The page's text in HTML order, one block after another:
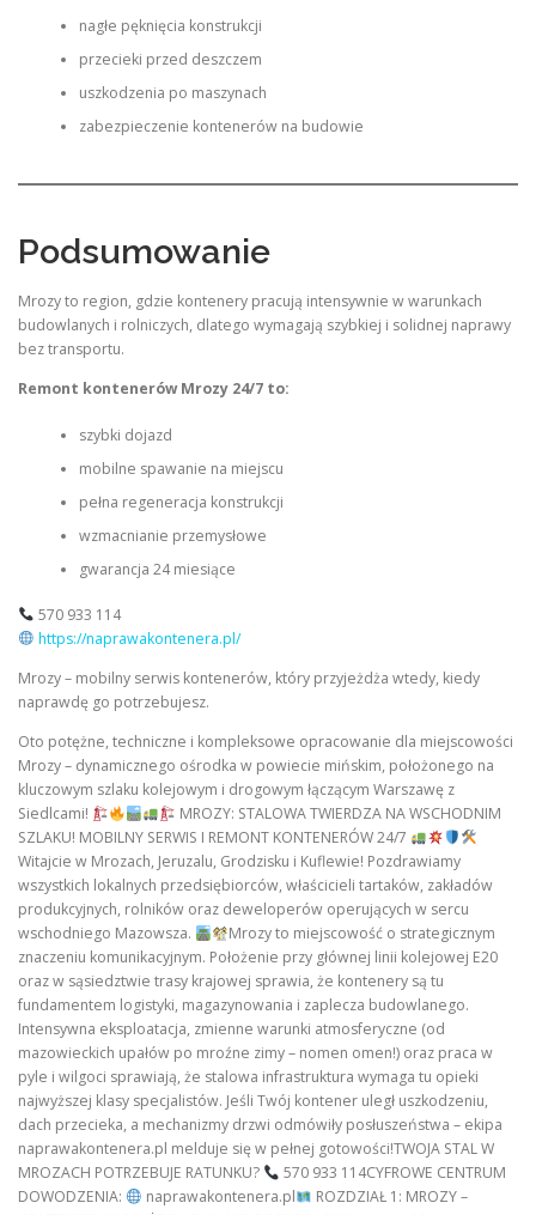
nagłe pęknięcia konstrukcji
przecieki przed deszczem
uszkodzenia po maszynach
zabezpieczenie kontenerów na budowie
Podsumowanie
Mrozy to region, gdzie kontenery pracują intensywnie w warunkach
budowlanych i rolniczych, dlatego wymagają szybkiej i solidnej naprawy
bez transportu.
Remont kontenerów Mrozy 24/7 to:
szybki dojazd
mobilne spawanie na miejscu
pełna regeneracja konstrukcji
wzmacnianie przemysłowe
gwarancja 24 miesiące
570 933 114
https://naprawakontenera.pl/
Mrozy – mobilny serwis kontenerów, który przyjeżdża wtedy, kiedy
naprawdę go potrzebujesz.
Oto potężne, techniczne i kompleksowe opracowanie dla miejscowości
Mrozy – dynamicznego ośrodka w powiecie mińskim, położonego na
kluczowym szlaku kolejowym i drogowym łączącym Warszawę z
Siedlcami!
MROZY: STALOWA TWIERDZA NA WSCHODNIM
SZLAKU! MOBILNY SERWIS I REMONT KONTENERÓW 24/7
Witajcie w Mrozach, Jeruzalu, Grodzisku i Kuflewie! Pozdrawiamy
wszystkich lokalnych przedsiębiorców, właścicieli tartaków, zakładów
produkcyjnych, rolników oraz deweloperów operujących w sercu
wschodniego Mazowsza.
Mrozy to miejscowość o strategicznym
znaczeniu komunikacyjnym. Położenie przy głównej linii kolejowej E20
oraz w sąsiedztwie trasy krajowej sprawia, że kontenery są tu
fundamentem logistyki, magazynowania i zaplecza budowlanego.
Intensywna eksploatacja, zmienne warunki atmosferyczne (od
mazowieckich upałów po mroźne zimy – nomen omen!) oraz praca w
pyle i wilgoci sprawiają, że stalowa infrastruktura wymaga tu opieki
najwyższej klasy specjalistów. Jeśli Twój kontener uległ uszkodzeniu,
dach przecieka, a mechanizmy drzwi odmówiły posłuszeństwa – ekipa
naprawakontenera.pl melduje się w pełnej gotowości!TWOJA STAL W
MROZACH POTRZEBUJE RATUNKU?
570 933 114CYFROWE CENTRUM
DOWODZENIA:
naprawakontenera.pl
ROZDZIAŁ 1: MROZY –